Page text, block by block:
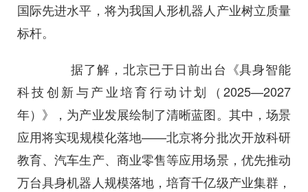
国际先进水平，将为我国人形机器人产业树立质量
标杆。
据了解，北京已于日前出台《具身智能
科技创新与产业培育行动计划（2025—2027
年）》，为产业发展绘制了清晰蓝图。其中，场景
应用将实现规模化落地——北京将分批次开放科研
教育、汽车生产、商业零售等应用场景，优先推动
万台具身机器人规模落地，培育千亿级产业集群，